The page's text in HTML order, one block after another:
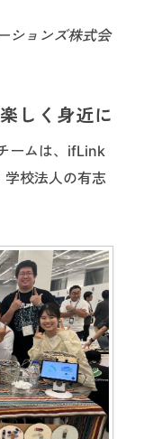
ションズ株式会
しく身近に
ームは、ifLink
学校法人の有志